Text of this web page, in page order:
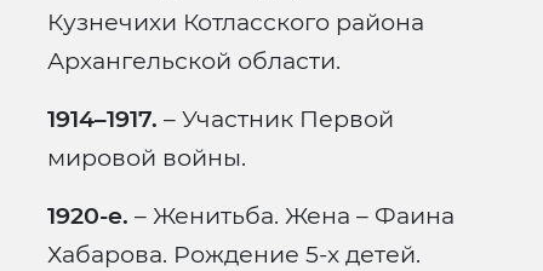
Кузнечихи Котласского района
Архангельской области.
1914–1917. – Участник Первой
мировой войны.
1920-е. – Женитьба. Жена – Фаина
Хабарова. Рождение 5-х детей.